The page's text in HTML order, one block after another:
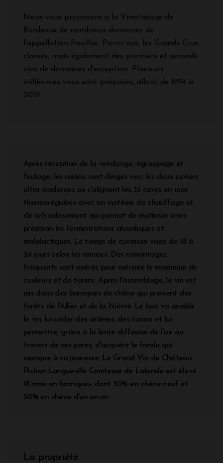
Nous vous proposons à la Vinothèque de
Bordeaux de nombreux domaines de
l'appellation Pauillac. Parmi eux, les Grands Crus
classés, mais également des premiers et seconds
vins de domaines d'exception. Plusieurs
millésimes vous sont proposés, allant de 1994 à
2019.
Après réception de la vendange, égrappage et
foulage, les raisins sont dirigés vers les deux cuviers
ultra modernes où s'alignent les 33 cuves en inox
thermorégulées avec un système de chauffage et
de refroidissement qui permet de maîtriser avec
précision les fermentations alcooliques et
malolactiques. Le temps de cuvaison varie de 18 à
24 jours selon les années. Des remontages
fréquents sont opérés pour extraire le maximum de
couleurs et de tanins. Après l'assemblage, le vin est
mis dans des barriques de chêne qui provient des
forêts de l'Allier et de la Nièvre. Le bois va anoblir
le vin, lui céder des arômes, des tanins et lui
permettre, grâce à la lente diffusion de l'air au
travers de ses pores, d'acquérir le fondu qui
manque à sa jeunesse. Le Grand Vin de Château
Pichon Longueville Comtesse de Lalande est élevé
18 mois en barriques, dont 50% en chêne neuf et
50% en chêne d'un an.nn
La propriété